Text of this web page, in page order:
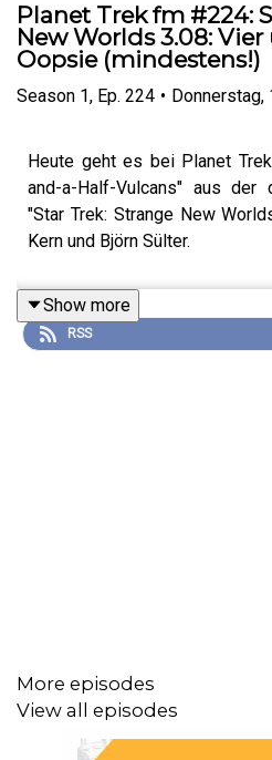
Planet Trek fm #224:
New Worlds 3.08:
Oopsie (mindestens!)
Season 1, Ep. 224 • Donnerstag,
Heute geht es bei Planet
and-a-Half-Vulcans" aus
"Star Trek: Strange New
Kern und Björn Sülter.
Show more
RSS
More episodes
View all episodes